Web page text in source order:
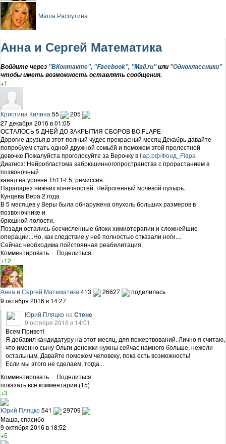
Маша Распутина
Анна и Сергей Математика
Войдите через "ВКонтакте", "Facebook", "Mail.ru"или "Одноклассники"
чтобы иметь возможность оставлять сообщения.
+1
Кристина Килина55
205
27 декабря 2016 в 01:05
ОСТАЛОСЬ 5 ДНЕЙ ДО ЗАКРЫТИЯ СБОРОВ ВО FLAPЕ
Дорогие друзья,в этот полный чудес прекрасный месяц Декабрь давайте
попробуем стать одной дружной семьёй и поможем этой прелестной
девочке.Пожалуйста проголосуйте за Верочку вflap.рф/Фонд_Flapа
Диагноз: Нейробластома забрюшинногопространства с прорастанием в
позвоночный
канал на уровне Th11-L5, ремиссия.
Парапарез нижних конечностей. Нейрогенный мочевой пузырь.
Кунцева Вера 2 года
В 5 месяцев у Веры была обнаружена опухоль больших размеров в
позвоночнике и
брюшной полости.
Позади остались бесчисленные блоки химиотерапии и сложнейшие
операции...Но, как следствие,у неё полностью отказали ноги....
Сейчас необходима пойстоянная реабилитация.
Комментировать · Поделиться
+12
Анна и Сергей Математика 413 26627
поделилась
9 октября 2016 в 14:27
Юрий Пляцко на Стене
9 октября 2016 в 14:01
Всем Привет!
Я добавил кандидатуру на этот месяц, для пожертвований. Лично я считаю,
что именно сыну Ольги денежки нужны сейчас намного больше, нежели
остальным. Давайте поможем человеку, пока есть возможность!
Если мы этого не сделаем, тогда...
Комментировать · Поделиться
показать все комментарии (15)
+3
Юрий Пляцко541
29709
Маша, спасибо
9 октября 2016 в 18:52
+5